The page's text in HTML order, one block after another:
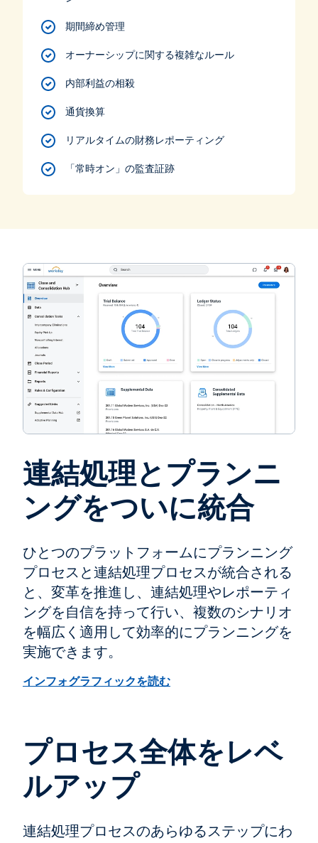
期間締め管理
オーナーシップに関する複雑なルール
内部利益の相殺
通貨換算
リアルタイムの財務レポーティング
「常時オン」の監査証跡
連結処理とプランニ
ングをついに統合
ひとつのプラットフォームにプランニング
プロセスと連結処理プロセスが統合される
と、変革を推進し、連結処理やレポーティ
ングを自信を持って行い、複数のシナリオ
を幅広く適用して効率的にプランニングを
実施できます。
インフォグラフィックを読む
プロセス全体をレベ
ルアップ
連結処理プロセスのあらゆるステップにわ